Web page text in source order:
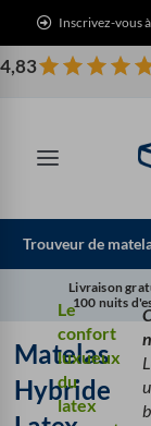
contenu
Inscrivez-vous
4,83
Trouveur de
Livraison
100 nuits
Matelas
Hybride
Le
confort
luxueux
du
latex